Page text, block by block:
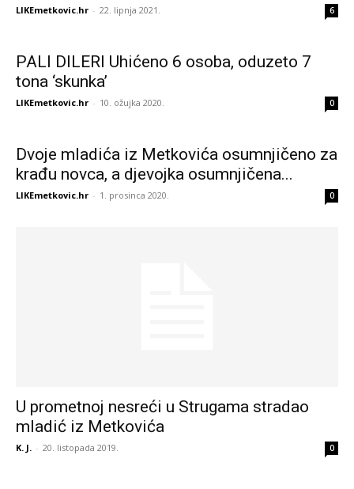
LIKEmetkovic.hr - 22. lipnja 2021. 6
PALI DILERI Uhićeno 6 osoba, oduzeto 7
tona ‘skunka’
LIKEmetkovic.hr - 10. ožujka 2020. 0
Dvoje mladića iz Metkovića osumnjičeno za
krađu novca, a djevojka osumnjičena...
LIKEmetkovic.hr - 1. prosinca 2020. 0
U prometnoj nesreći u Strugama stradao
mladić iz Metkovića
K. J. - 20. listopada 2019. 0